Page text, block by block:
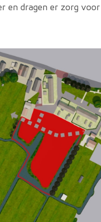
en dragen er zorg